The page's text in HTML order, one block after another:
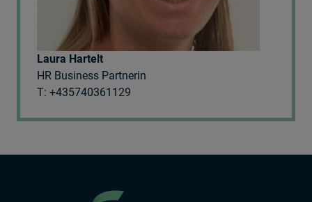
Laura Hartelt
HR Business Partnerin
T: +435740361129